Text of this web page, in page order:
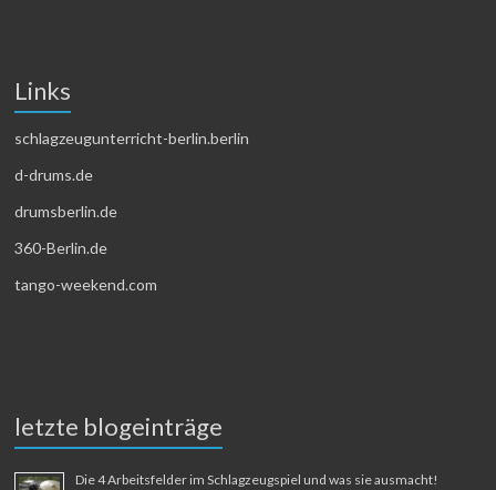
Links
schlagzeugunterricht-berlin.berlin
d-drums.de
drumsberlin.de
360-Berlin.de
tango-weekend.com
letzte blogeinträge
Die 4 Arbeitsfelder im Schlagzeugspiel und was sie ausmacht!